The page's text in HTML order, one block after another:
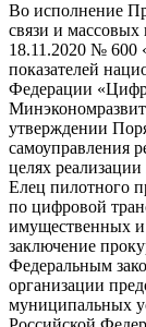
Во исполнение
связи и
18.11.2020 № 600
показателей
Федерации
утверждении
самоуправления
целях
Елец пилотного
по цифровой
имущественных
заключение
Федеральным
организации
муниципальных